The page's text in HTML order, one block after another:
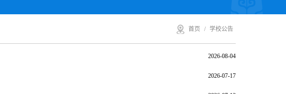
首页 / 学校公告
2026-08-04
2026-07-17